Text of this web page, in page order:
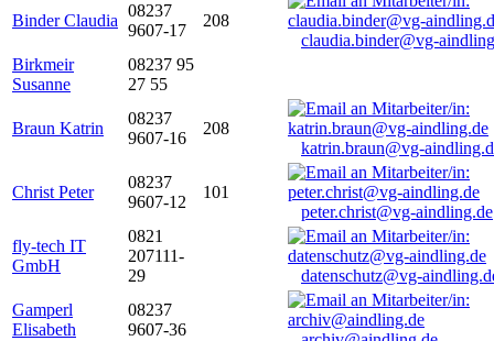
Binder Claudia
08237
9607-17
208
claudia.binder@vg-
Birkmeir
Susanne
08237 95
27 55
Braun Katrin
08237
9607-16
208
katrin.braun@vg-
Christ Peter
08237
9607-12
101
peter.christ@vg-aindling.de
fly-tech IT
GmbH
0821
207111-
29
datenschutz@vg-
Gamperl
Elisabeth
08237
9607-36